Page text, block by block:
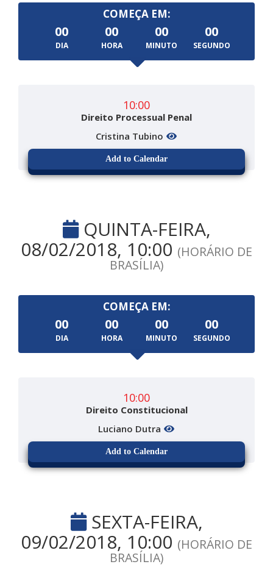
COMEÇA EM:
00
DIA
00
HORA
00
MINUTO
00
SEGUNDO
10:00
Direito Processual Penal
Cristina Tubino
Add to Calendar
QUINTA-FEIRA,
08/02/2018, 10:00 (HORÁRIO DE
BRASÍLIA)
COMEÇA EM:
00
DIA
00
HORA
00
MINUTO
00
SEGUNDO
10:00
Direito Constitucional
Luciano Dutra
Add to Calendar
SEXTA-FEIRA,
09/02/2018, 10:00 (HORÁRIO DE
BRASÍLIA)